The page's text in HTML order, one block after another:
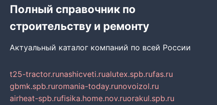
Полный справочник по
строительству и ремонту
Актуальный каталог компаний по всей России
t25-tractor.runashicveti.rualutex.spb.rufas.ru
gbmk.spb.ruromania-today.runovoizol.ru
airheat-spb.rufisika.home.nov.ruorakul.spb.ru